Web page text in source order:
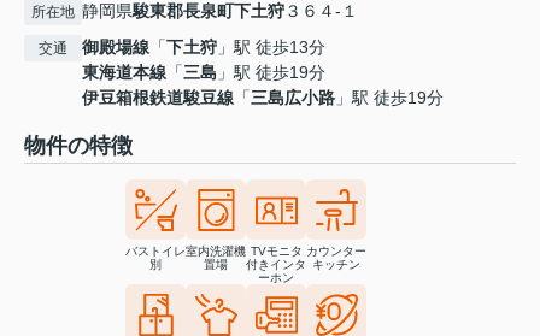
所在地 静岡県駿東郡長泉町下土狩３６４-１
交通 御殿場線 「下土狩 」駅 徒歩13分
東海道本線 「三島 」駅 徒歩19分
伊豆箱根鉄道駿豆線 「三島広小路 」駅 徒歩19分
物件の特徴
バストイレ
別
室内洗濯機
置場
TVモニタ
付きインタ
ーホン
カウンター
キッチン